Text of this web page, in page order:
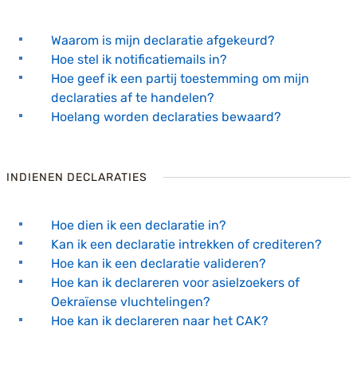
Waarom is mijn declaratie afgekeurd?
Hoe stel ik notificatiemails in?
Hoe geef ik een partij toestemming om mijn
declaraties af te handelen?
Hoelang worden declaraties bewaard?
INDIENEN DECLARATIES
Hoe dien ik een declaratie in?
Kan ik een declaratie intrekken of crediteren?
Hoe kan ik een declaratie valideren?
Hoe kan ik declareren voor asielzoekers of
Oekraïense vluchtelingen?
Hoe kan ik declareren naar het CAK?